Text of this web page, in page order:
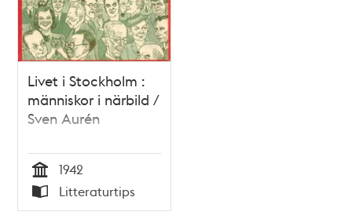
Livet i Stockholm :
människor i närbild /
Sven Aurén
Tid
1942
Typ
Litteraturtips